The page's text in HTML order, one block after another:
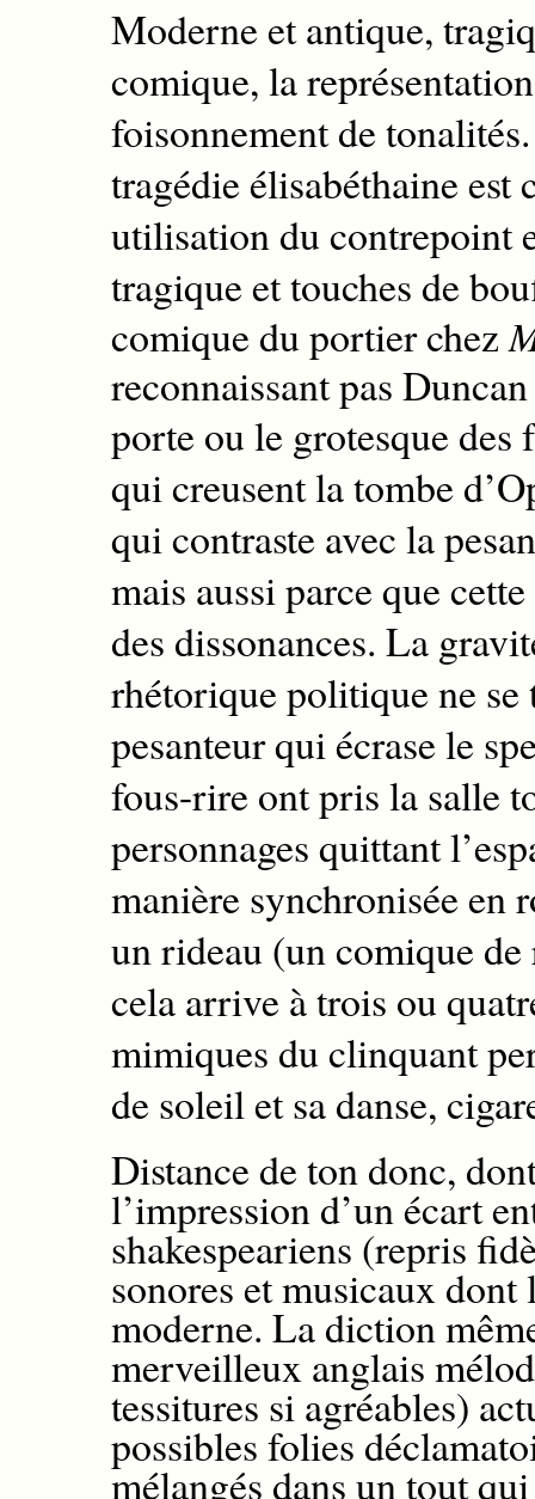
Moderne et antique,
comique, la
foisonnementde tonalités.
tragédie élisabéthaineest
utilisation ducontrepoint
tragique ettouches de
comique du portier chez
reconnaissant pas
porte ou le grotesque des
qui creusent la tombe
qui contraste avec la
mais aussi parce que
des dissonances. La
rhétorique politique ne se
pesanteur qui écrase le
fous-rire ont pris la salle
personnages quittant
manière synchronisée en
un rideau (un comique
cela arriveà trois ou
mimiques du clinquant
de soleilet sa danse,
Distance de ton donc,
l’impression d’un écart
shakespeariens (repris
sonores et musicauxdont
moderne. La diction
merveilleux anglais
tessitures si agréables)
possiblesfolies
mélangés dansun toutqui